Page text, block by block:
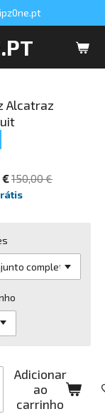
Alcatraz
€150,00 €
Adicionar
ao
carrinho